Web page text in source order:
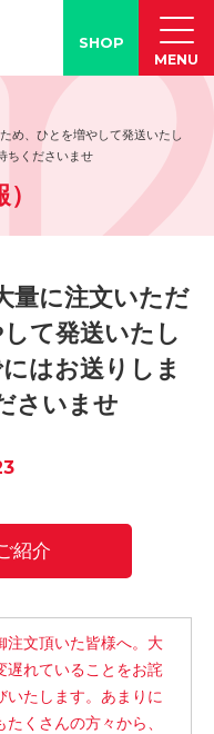
LINE BOTTLE」
情報
声
紹介事例
嚥性肺炎の知識
嚥性肺炎とは
嚥性肺炎の予防策
ショップ
電話する
SHOP
MENU
め、ひとを増やして発送いたし
ちくださいませ
量に注文いただ
て発送いたし
はお送りしま
さいませ
紹介
注文頂いた皆様へ。大
遅れていることをお詫
いたします。あまりに
たくさんの方々から、